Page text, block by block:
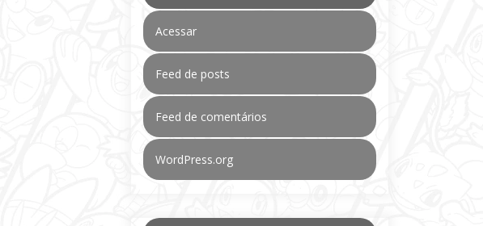
Acessar
Feed de posts
Feed de comentários
WordPress.org